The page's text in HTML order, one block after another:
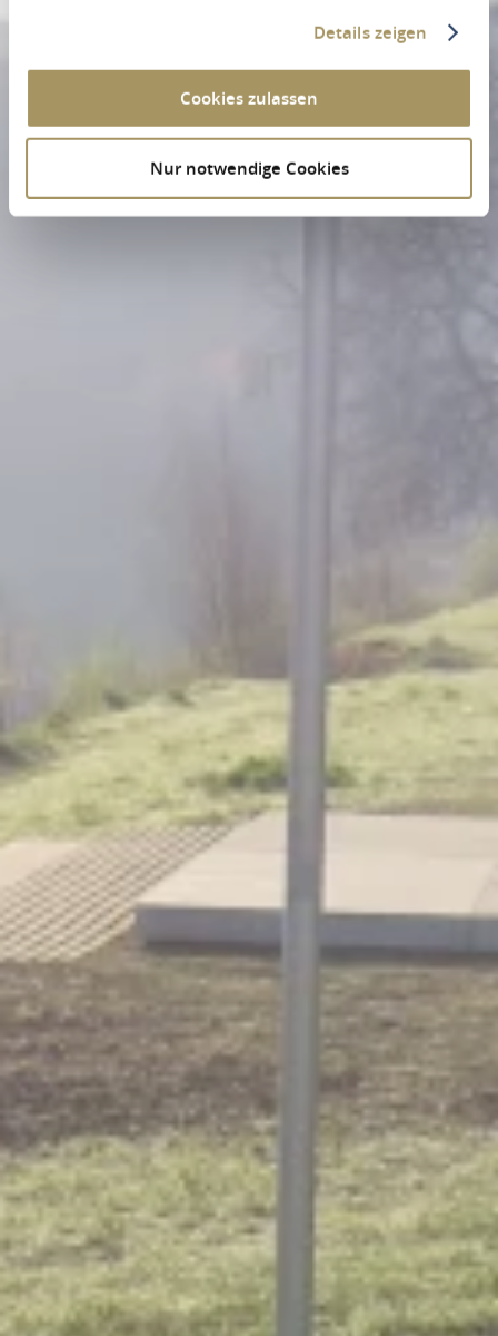
Details zeigen
Cookies zulassen
Nur notwendige Cookies